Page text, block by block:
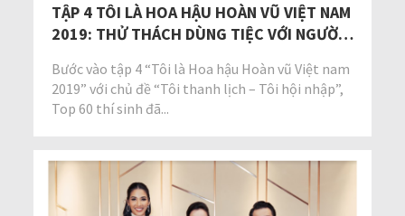
TẬP 4 TÔI LÀ HOA HẬU HOÀN VŨ VIỆT NAM
2019: THỬ THÁCH DÙNG TIỆC VỚI NGƯỜI
KHÓC
Bước vào tập 4 “Tôi là Hoa hậu Hoàn vũ Việt nam
2019” với chủ đề “Tôi thanh lịch – Tôi hội nhập”,
Top 60 thí sinh đã...